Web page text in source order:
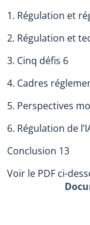
1. Régulation et
2. Régulation et
3. Cinq défis 6
4. Cadres
5. Perspectives
6. Régulation de
Conclusion 13
Voir le PDF ci-